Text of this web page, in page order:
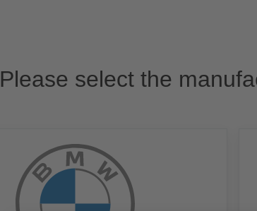
Please select the